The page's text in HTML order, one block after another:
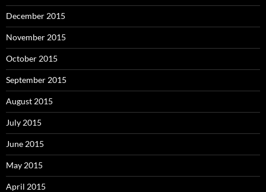
December 2015
November 2015
October 2015
September 2015
August 2015
July 2015
June 2015
May 2015
April 2015